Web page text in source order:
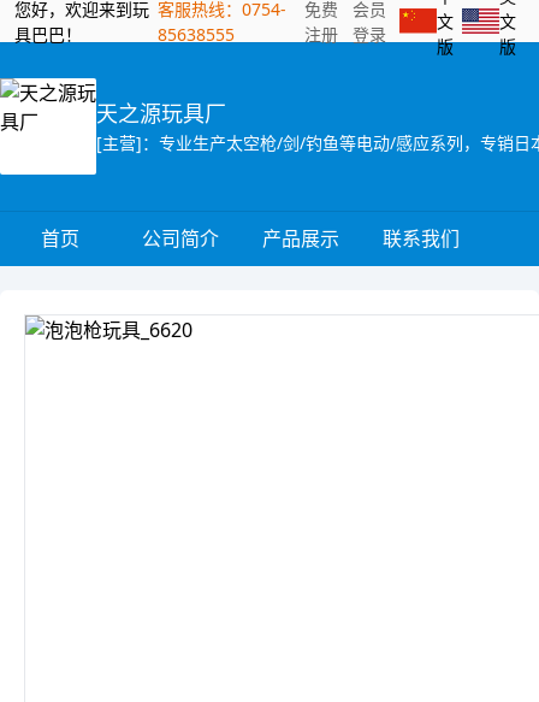
您好，欢迎来到玩
具巴巴！
客服热线：0754-
85638555
免费
注册
会员
登录
文
版
文
版
天之源玩具厂
[主营]：专业生产太空枪/剑/钓鱼等电动/感应系列，专销
首页 公司简介 产品展示 联系我们